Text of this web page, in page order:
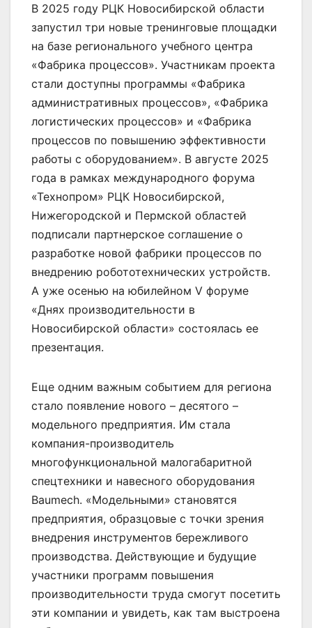
В 2025 году РЦК Новосибирской области
запустил три новые тренинговые площадки
на базе регионального учебного центра
«Фабрика процессов». Участникам проекта
стали доступны программы «Фабрика
административных процессов», «Фабрика
логистических процессов» и «Фабрика
процессов по повышению эффективности
работы с оборудованием». В августе 2025
года в рамках международного форума
«Технопром» РЦК Новосибирской,
Нижегородской и Пермской областей
подписали партнерское соглашение о
разработке новой фабрики процессов по
внедрению робототехнических устройств.
А уже осенью на юбилейном V форуме
«Днях производительности в
Новосибирской области» состоялась ее
презентация.
Еще одним важным событием для региона
стало появление нового – десятого –
модельного предприятия. Им стала
компания-производитель
многофункциональной малогабаритной
спецтехники и навесного оборудования
Baumech. «Модельными» становятся
предприятия, образцовые с точки зрения
внедрения инструментов бережливого
производства. Действующие и будущие
участники программ повышения
производительности труда смогут посетить
эти компании и увидеть, как там выстроена